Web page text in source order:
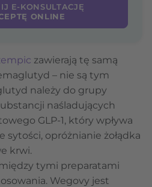
E-KONSULTACJĘ
ONLINE
zawierają tę samą
– nie są tym
należy do grupy
naśladujących
GLP-1, który wpływa
sytości, opróżnianie żołądka
krwi.
tymi preparatami
Wegovy jest